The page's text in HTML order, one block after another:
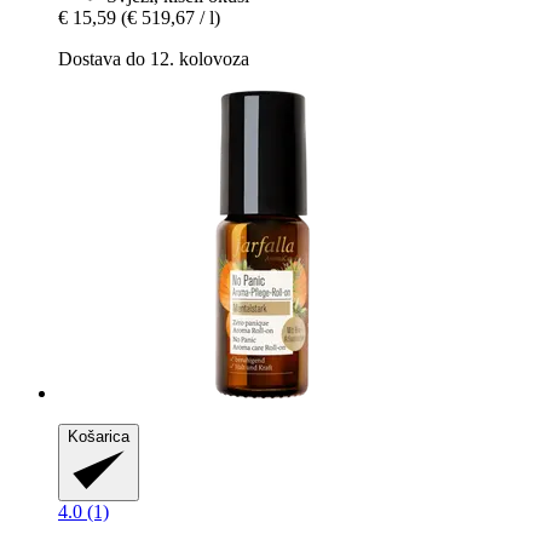
€ 15,59 (€ 519,67 / l)
Dostava do 12. kolovoza
Košarica
4.0 (1)